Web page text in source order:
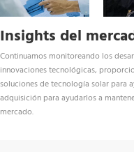
Insights del
Continuamos monitoreando los
innovaciones tecnológicas,
soluciones de tecnología solar para
adquisición para ayudarlos a
mercado.